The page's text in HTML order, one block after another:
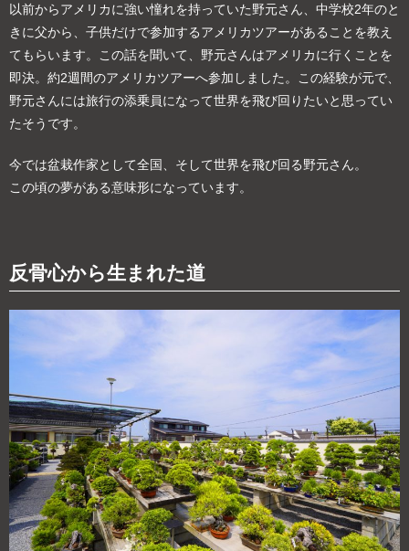
以前からアメリカに強い憧れを持っていた野元さん、中学校2年のと
きに父から、子供だけで参加するアメリカツアーがあることを教え
てもらいます。この話を聞いて、野元さんはアメリカに行くことを
即決。約2週間のアメリカツアーへ参加しました。この経験が元で、
野元さんには旅行の添乗員になって世界を飛び回りたいと思ってい
たそうです。
今では盆栽作家として全国、そして世界を飛び回る野元さん。
この頃の夢がある意味形になっています。
反骨心から生まれた道